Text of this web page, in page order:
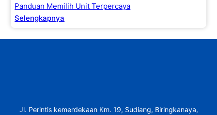
Panduan Memilih Unit Terpercaya
Selengkapnya
Jl. Perintis kemerdekaan Km. 19, Sudiang, Biringkanaya,